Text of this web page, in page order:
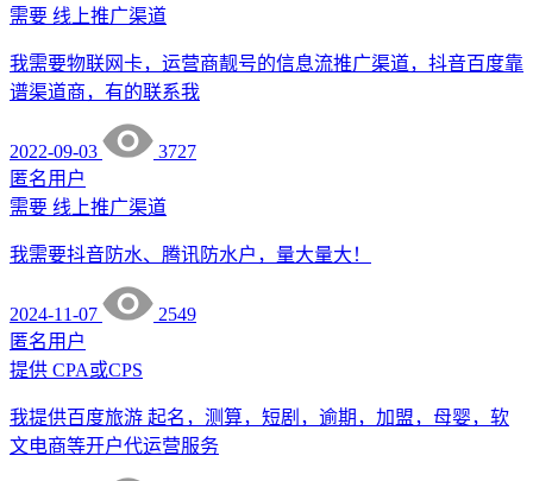
需要 线上推广渠道
我需要物联网卡，运营商靓号的信息流推广渠道，抖音百度靠
谱渠道商，有的联系我
2022-09-03
3727
匿名用户
需要 线上推广渠道
我需要抖音防水、腾讯防水户，量大量大！
2024-11-07
2549
匿名用户
提供 CPA或CPS
我提供百度旅游 起名，测算，短剧，逾期，加盟，母婴，软
文电商等开户代运营服务